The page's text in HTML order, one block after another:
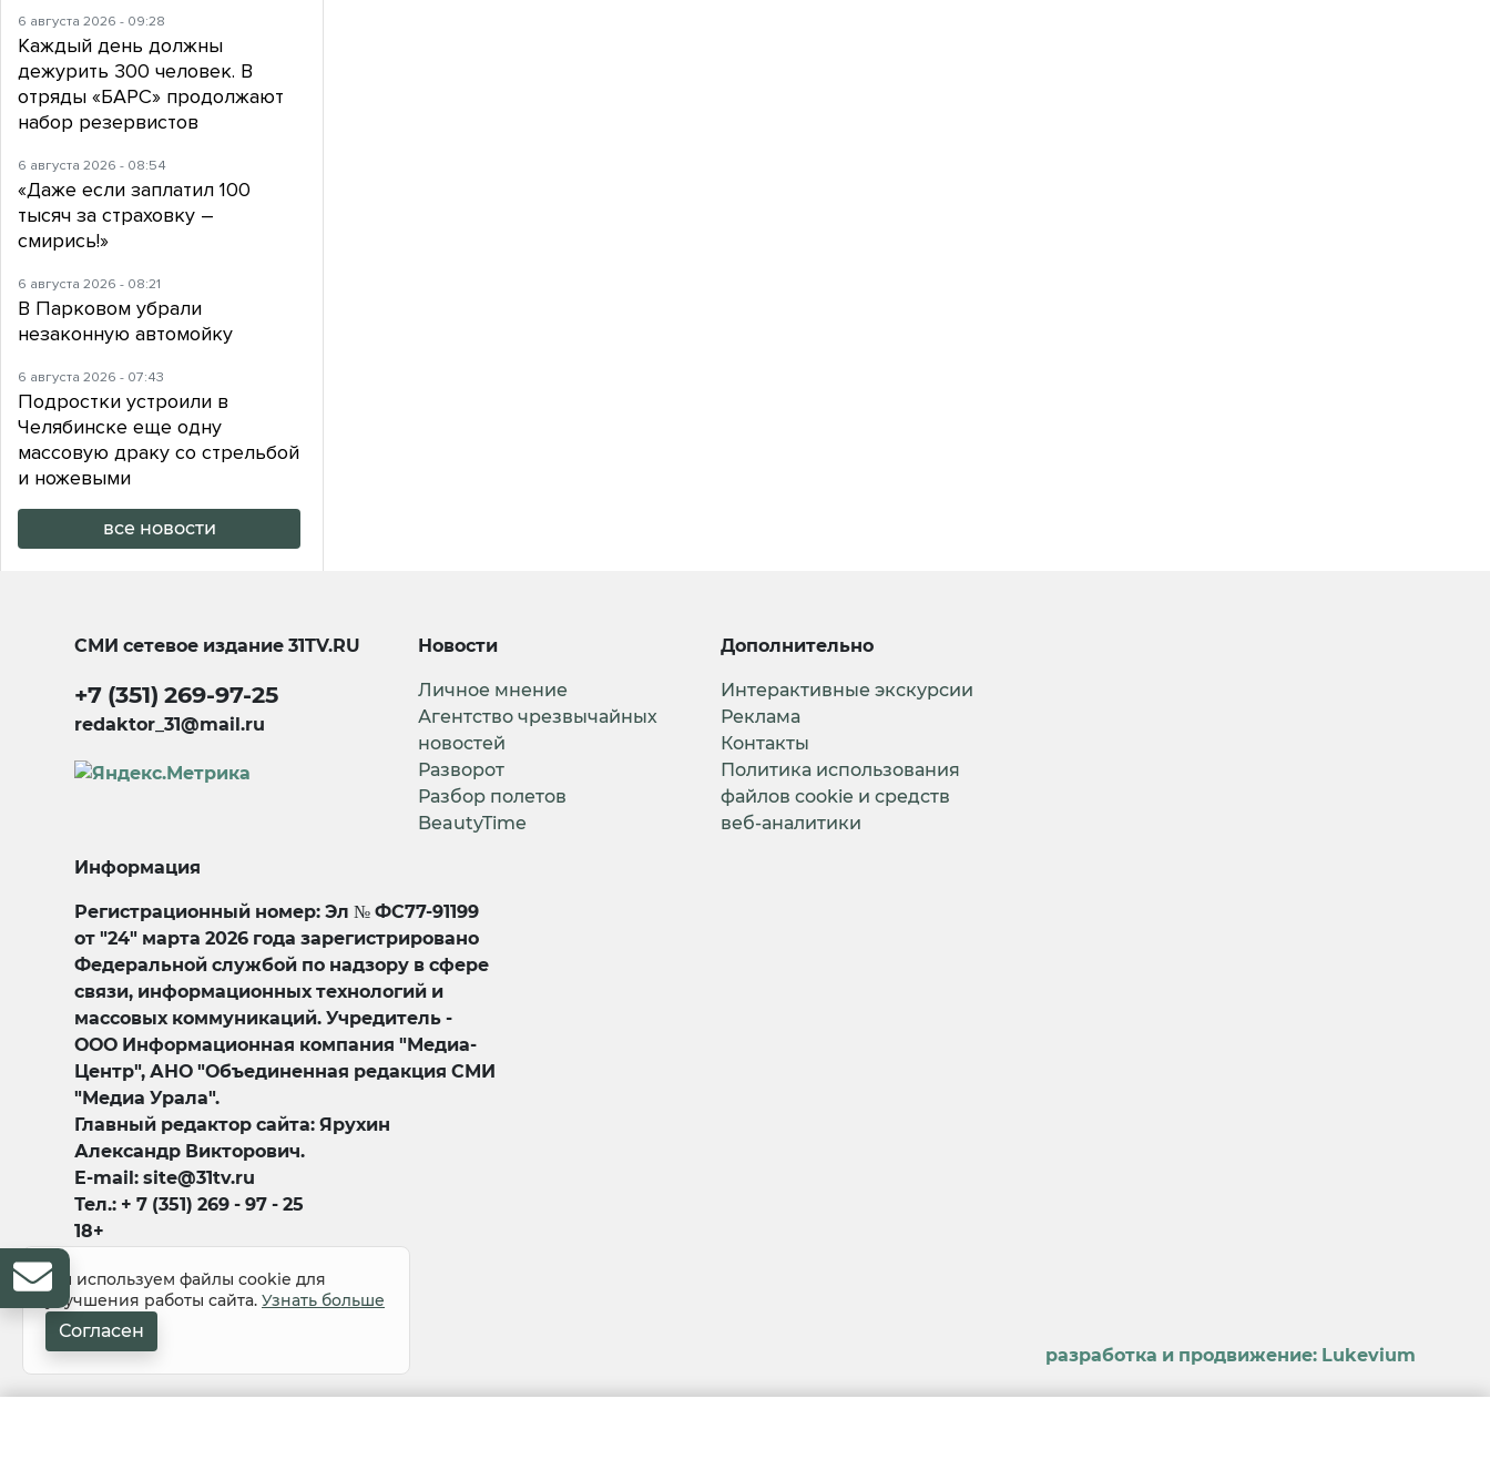
6 августа 2026 - 09:28
Каждый день должны
дежурить 300 человек. В
отряды «БАРС» продолжают
набор резервистов
6 августа 2026 - 08:54
«Даже если заплатил 100
тысяч за страховку –
смирись!»
6 августа 2026 - 08:21
В Парковом убрали
незаконную автомойку
6 августа 2026 - 07:43
Подростки устроили в
Челябинске еще одну
массовую драку со стрельбой
и ножевыми
все новости
СМИ сетевое издание31TV.RU
+7 (351) 269-97-25
redaktor_31@mail.ru
Новости
Личное мнение
Агентство чрезвычайных
новостей
Разворот
Разбор полетов
BeautyTime
Дополнительно
Интерактивные экскурсии
Реклама
Контакты
Политика использования
файлов cookie и средств
веб-аналитики
Информация
Регистрационный номер: Эл № ФС77-91199
от "24" марта 2026 года зарегистрировано
Федеральной службой по надзору в сфере
связи, информационных технологий и
массовых коммуникаций. Учредитель -
ООО Информационная компания "Медиа-
Центр", АНО "Объединенная редакция СМИ
"Медиа Урала".
Главный редактор сайта: Ярухин
Александр Викторович.
E-mail: site@31tv.ru
Тел.: + 7 (351) 269 - 97 - 25
18+
© 2008-2026 Все права защищены разработка и продвижение: Lukevium
Мы используем файлы cookie для
улучшения работы сайта. Узнать больше
Согласен